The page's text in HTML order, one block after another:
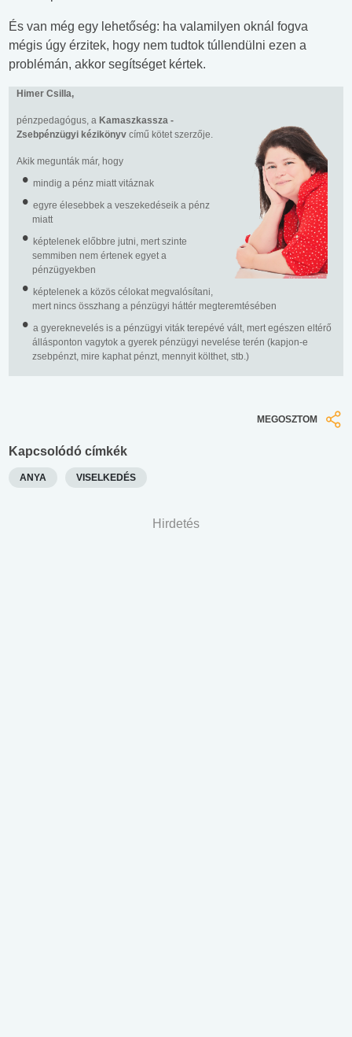
És van még egy lehetőség: ha valamilyen oknál fogva
mégis úgy érzitek, hogy nem tudtok túllendülni ezen a
problémán, akkor segítséget kértek.
Himer Csilla,
pénzpedagógus, a Kamaszkassza -
Zsebpénzügyi kézikönyv című kötet szerzője.
Akik megunták már, hogy
mindig a pénz miatt vitáznak
egyre élesebbek a veszekedéseik a pénz
miatt
képtelenek előbbre jutni, mert szinte
semmiben nem értenek egyet a
pénzügyekben
képtelenek a közös célokat megvalósítani,
mert nincs összhang a pénzügyi háttér megteremtésében
a gyereknevelés is a pénzügyi viták terepévé vált, mert egészen eltérő
állásponton vagytok a gyerek pénzügyi nevelése terén (kapjon-e
zsebpénzt, mire kaphat pénzt, mennyit költhet, stb.)
MEGOSZTOM
Kapcsolódó címkék
ANYA VISELKEDÉS
Hirdetés